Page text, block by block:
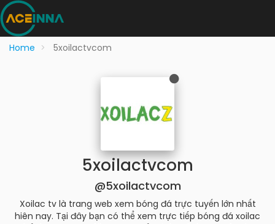
Home 5xoilactvcom
5xoilactvcom
@5xoilactvcom
Xoilac tv là trang web xem bóng đá trực tuyến lớn nhất
hiên nay. Tại đây bạn có thể xem trực tiếp bóng đá xoilac